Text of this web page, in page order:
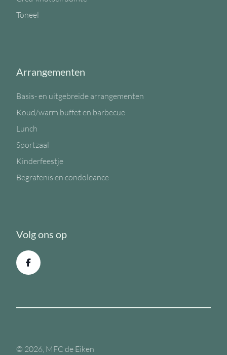
Toneel
Arrangementen
Basis- en uitgebreide arrangementen
Koud/warm buffet en barbecue
Lunch
Sportzaal
Kinderfeestje
Begrafenis en condoleance
Volg ons op
© 2026, MFC de Eiken